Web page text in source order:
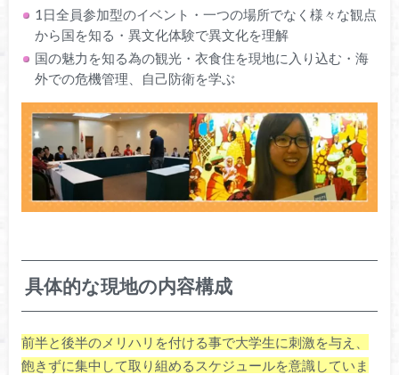
1日全員参加型のイベント・一つの場所でなく様々な観点
から国を知る・異文化体験で異文化を理解
国の魅力を知る為の観光・衣食住を現地に入り込む・海
外での危機管理、自己防衛を学ぶ
具体的な現地の内容構成
前半と後半のメリハリを付ける事で大学生に刺激を与え、
飽きずに集中して取り組めるスケジュールを意識していま